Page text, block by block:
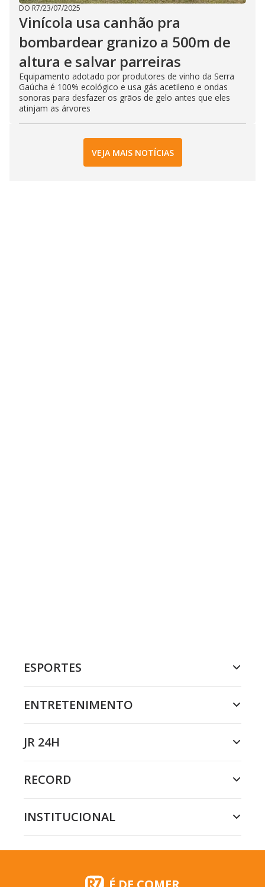
DO R7/23/07/2025
Vinícola usa canhão pra
bombardear granizo a 500m de
altura e salvar parreiras
Equipamento adotado por produtores de vinho da Serra
Gaúcha é 100% ecológico e usa gás acetileno e ondas
sonoras para desfazer os grãos de gelo antes que eles
atinjam as árvores
VEJA MAIS NOTÍCIAS
ESPORTES
ENTRETENIMENTO
JR 24H
RECORD
INSTITUCIONAL